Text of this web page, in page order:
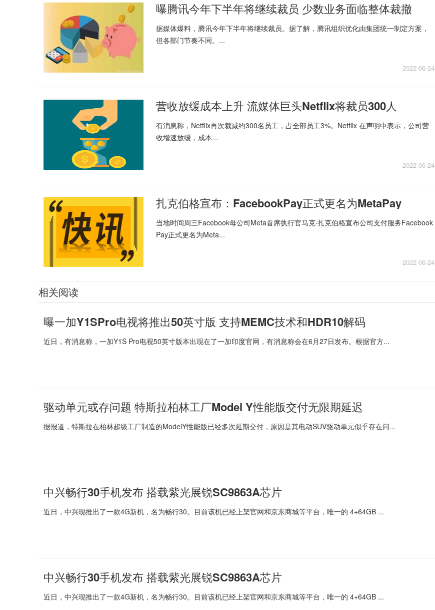
曝腾讯今年下半年将继续裁员 少数业务面临整体裁撤
据媒体爆料，腾讯今年下半年将继续裁员。据了解，腾讯组织优化由集团统一制定方案，
但各部门节奏不同。...
2022-06-24
营收放缓成本上升 流媒体巨头Netflix将裁员300人
有消息称，Netflix再次裁减约300名员工，占全部员工3%。Netflix 在声明中表示，公司营
收增速放缓，成本...
2022-06-24
扎克伯格宣布：FacebookPay正式更名为MetaPay
当地时间周三Facebook母公司Meta首席执行官马克·扎克伯格宣布公司支付服务Facebook
Pay正式更名为Meta...
2022-06-24
相关阅读
曝一加Y1SPro电视将推出50英寸版 支持MEMC技术和HDR10解码
近日，有消息称，一加Y1S Pro电视50英寸版本出现在了一加印度官网，有消息称会在6月27日发布。根据官方...
驱动单元或存问题 特斯拉柏林工厂Model Y性能版交付无限期延迟
据报道，特斯拉在柏林超级工厂制造的ModelY性能版已经多次延期交付，原因是其电动SUV驱动单元似乎存在问...
中兴畅行30手机发布 搭载紫光展锐SC9863A芯片
近日，中兴现推出了一款4G新机，名为畅行30。目前该机已经上架官网和京东商城等平台，唯一的 4+64GB ...
中兴畅行30手机发布 搭载紫光展锐SC9863A芯片
近日，中兴现推出了一款4G新机，名为畅行30。目前该机已经上架官网和京东商城等平台，唯一的 4+64GB ...